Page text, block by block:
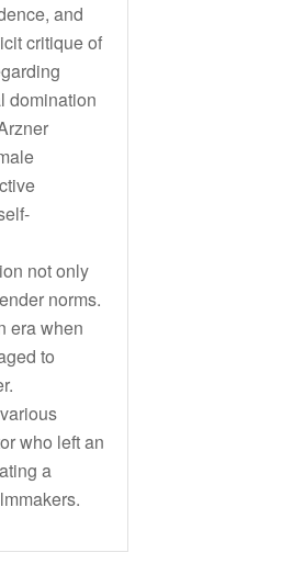
and
critique of
domination
not only
norms.
era when
to
who left an
a